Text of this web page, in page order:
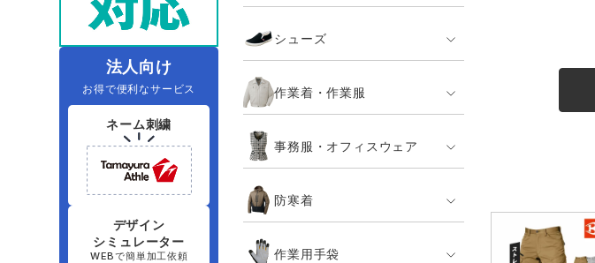
ファン付きウェア（空調服シリー
ズ）
電熱ウェア・ヒートウェア
アイトス ランキング ジーベック ランキング
住商モンブラン ボンマックス GUSH FORCE
シンメン 日進ゴム ハイパーV
タカヤ商事 エアークラフト
アタックベース サンエス 中塚被服
藤井電工 福山ゴム工業
シューズ
作業着・作業服
事務服・オフィスウェア
防寒着
作業用手袋
法人向け
お得で便利なサービス
ネーム刺繍
デザイン
シミュレーター
WEBで簡単加工依頼